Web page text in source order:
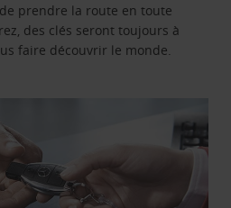
prendre la route en toute
des clés seront toujours à
faire découvrir le monde.